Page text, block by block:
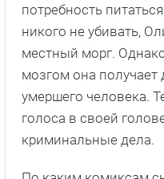
потребность
никого не убивать,
местный морг.
мозгом она
умершего человека.
голоса в своей
криминальные дела.